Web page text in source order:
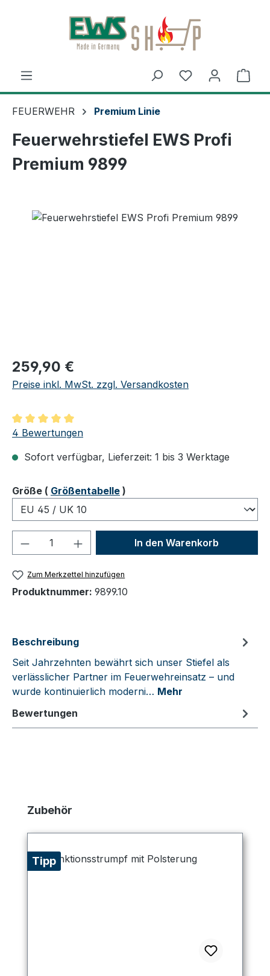
Zum Hauptinhalt springen
FEUERWEHR Premium Linie
Feuerwehrstiefel EWS Profi
Premium 9899
Regulärer Preis:
259,90 €
Preise inkl. MwSt. zzgl. Versandkosten
Durchschnittliche Bewertung von 5 von 5 Sternen
4 Bewertungen
Sofort verfügbar, Lieferzeit: 1 bis 3 Werktage
Größeauswählen
( Größentabelle )
Produkt Anzahl: Gib denIn den Warenkorb
Zum Merkzettel hinzufügen
Produktnummer: 9899.10
Beschreibung
Seit Jahrzehnten bewährt sich unser Stiefel als
verlässlicher Partner im Feuerwehreinsatz – und
wurde kontinuierlich moderni… Mehr
Bewertungen
Produktgalerie überspringen
Zubehör
Tipp